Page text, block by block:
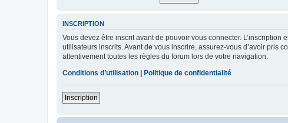
INSCRIPTION
Vous devez être inscrit avant de pouvoir vous connecter.
utilisateurs inscrits. Avant de vous inscrire, assurez-vous d’avoir pris
attentivement toutes les règles du forum lors de votre navigation.
Conditions d’utilisation | Politique de confidentialité
Inscription